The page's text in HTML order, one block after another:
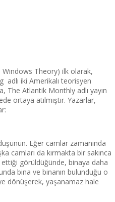
Windows Theory) ilk olarak,
adlı iki Amerikalı teorisyen
The Atlantik Monthly adlı yayın
ortaya atılmıştır. Yazarlar,
Eğer camlar zamanında
camları da kırmakta bir sakınca
görüldüğünde, binaya daha
bina ve binanın bulunduğu o
dönüşerek, yaşanamaz hale